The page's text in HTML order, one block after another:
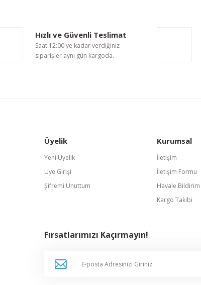
Hızlı ve Güvenli Teslimat
Saat 12:00'ye kadar verdiğiniz
siparişler aynı gün kargoda.
Üyelik
Yeni Üyelik
Üye Girişi
Şifremi Unuttum
Kurumsal
İletişim
İletişim Formu
Havale
Kargo Takibi
Fırsatlarımızı Kaçırmayın!